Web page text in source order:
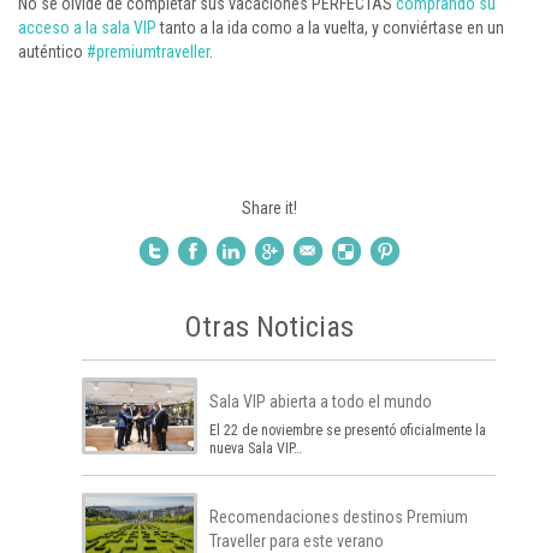
No se olvide de completar sus vacaciones PERFECTAS comprando su
acceso a la sala VIPtanto a la ida como a la vuelta, y conviértase en un
auténtico #premiumtraveller.
Share it!
Otras Noticias
Sala VIP abierta a todo el mundo
El 22 de noviembre se presentó oficialmente la
nueva Sala VIP…
Recomendaciones destinos Premium
Traveller para este verano